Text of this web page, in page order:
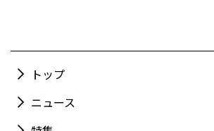
トップ
ニュース